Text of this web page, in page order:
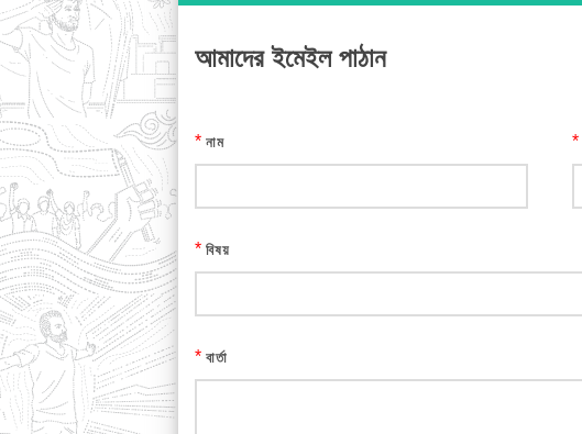
আমাদের ইমেইল পাঠান
* নাম *
* বিষয়
* বার্তা